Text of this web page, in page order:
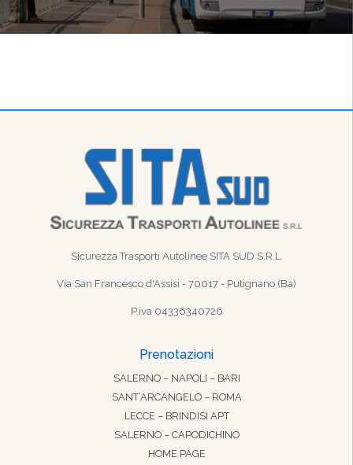
Sicurezza Trasporti Autolinee SITA SUD S.R.L.
Via San Francesco d'Assisi - 70017 - Putignano (Ba)
P.iva 04336340726
Prenotazioni
SALERNO – NAPOLI – BARI
SANT’ARCANGELO – ROMA
LECCE – BRINDISI APT
SALERNO – CAPODICHINO
HOME PAGE